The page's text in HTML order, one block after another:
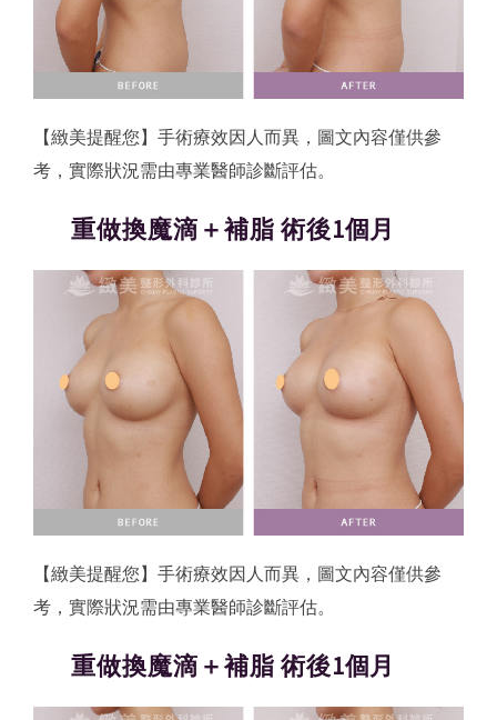
【緻美提醒您】手術療效因人而異，圖文內容僅供參
考，實際狀況需由專業醫師診斷評估。
重做換魔滴＋補脂 術後1個月
【緻美提醒您】手術療效因人而異，圖文內容僅供參
考，實際狀況需由專業醫師診斷評估。
重做換魔滴＋補脂 術後1個月